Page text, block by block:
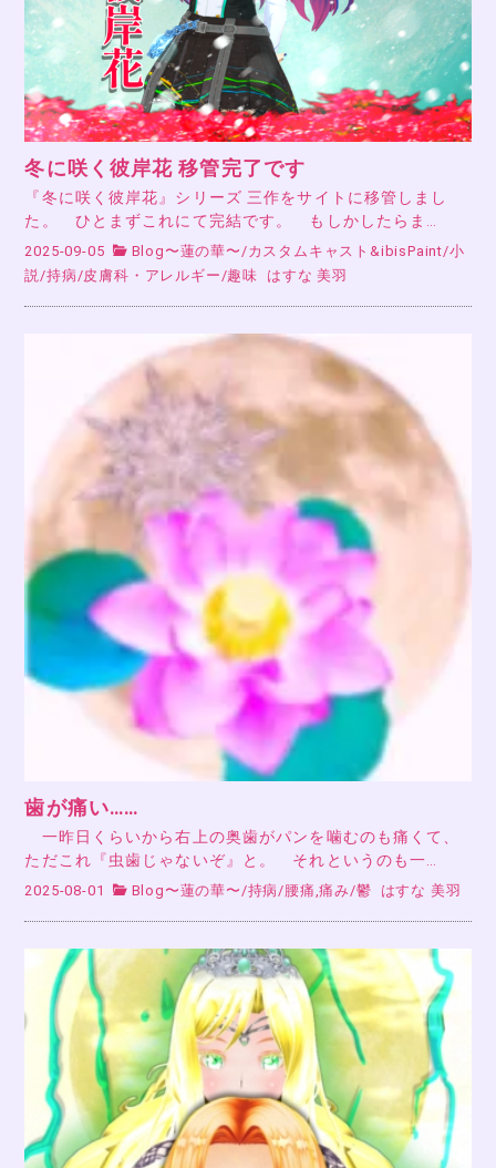
冬に咲く彼岸花 移管完了です
『冬に咲く彼岸花』シリーズ 三作をサイトに移管しまし
た。 ひとまずこれにて完結です。 もしかしたらま…
2025-09-05 Blog〜蓮の華〜/カスタムキャスト&ibisPaint/小
説/持病/皮膚科・アレルギー/趣味 はすな 美羽
歯が痛い……
一昨日くらいから右上の奥歯がパンを噛むのも痛くて、
ただこれ『虫歯じゃないぞ』と。 それというのも一…
2025-08-01 Blog〜蓮の華〜/持病/腰痛,痛み/鬱 はすな 美羽